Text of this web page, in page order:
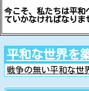
今こそ、私たちは平和
ていかなければなりま
平和な世界を
戦争の無い平和な世